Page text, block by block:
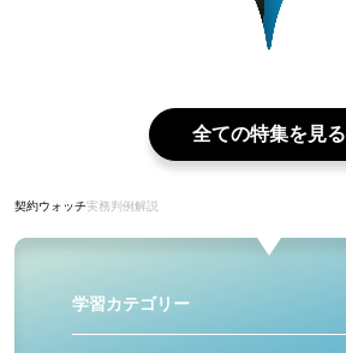
全ての特集を見る
契約ウォッチ実務判例解説
学習カテゴリー